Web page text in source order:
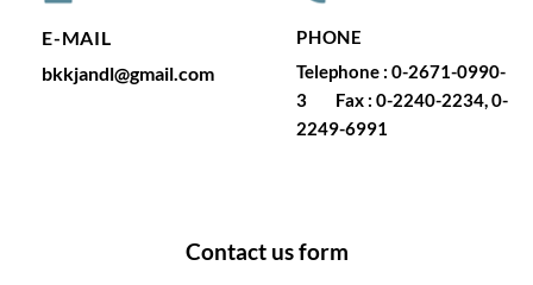
E-MAIL
bkkjandl@gmail.com
PHONE
Telephone : 0-2671-0990-
3 Fax : 0-2240-2234, 0-
2249-6991
Contact us form